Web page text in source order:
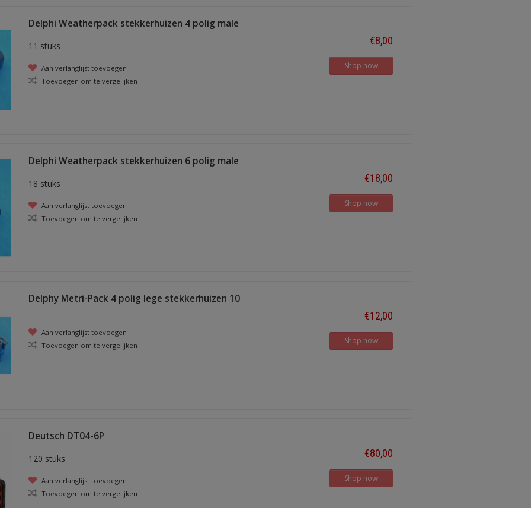
Delphi Weatherpack stekkerhuizen 4 polig male
11 stuks
Aan verlanglijst toevoegen
Toevoegen om te vergelijken
€8,00
Shop now
Delphi Weatherpack stekkerhuizen 6 polig male
18 stuks
Aan verlanglijst toevoegen
Toevoegen om te vergelijken
€18,00
Shop now
Delphy Metri-Pack 4 polig lege stekkerhuizen 10
Aan verlanglijst toevoegen
Toevoegen om te vergelijken
€12,00
Shop now
Deutsch DT04-6P
120 stuks
Aan verlanglijst toevoegen
Toevoegen om te vergelijken
€80,00
Shop now